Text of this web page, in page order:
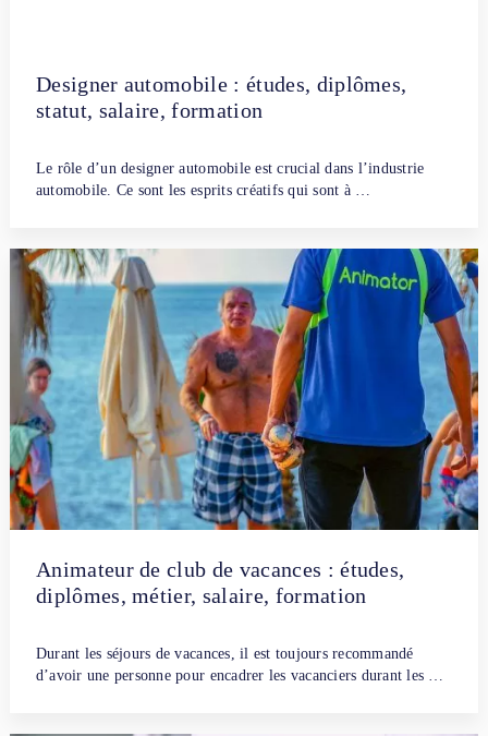
Designer automobile : études, diplômes,
statut, salaire, formation
Le rôle d’un designer automobile est crucial dans l’industrie
automobile. Ce sont les esprits créatifs qui sont à …
Animateur de club de vacances : études,
diplômes, métier, salaire, formation
Durant les séjours de vacances, il est toujours recommandé
d’avoir une personne pour encadrer les vacanciers durant les …